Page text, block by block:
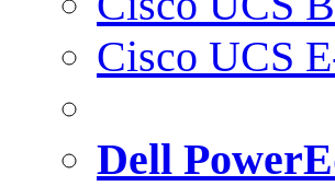
Cisco UCS
Dell